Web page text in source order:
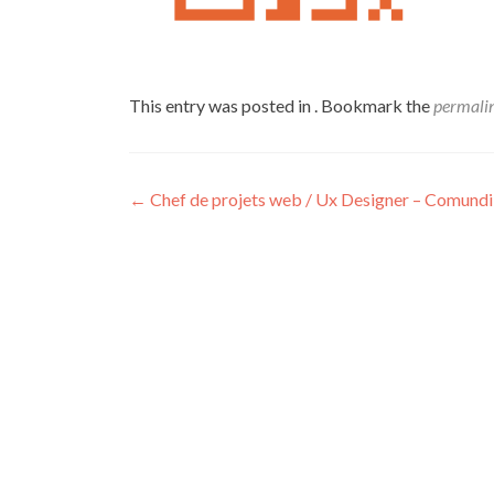
This entry was posted in . Bookmark the
Post
← Chef de projets web / Ux Designer – Comundi